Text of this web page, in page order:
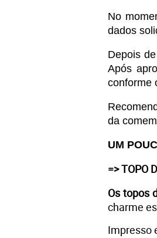
No
dados
Depois
Após
conforme
da
UM
=> TOPO
Os topos
charme
Impresso